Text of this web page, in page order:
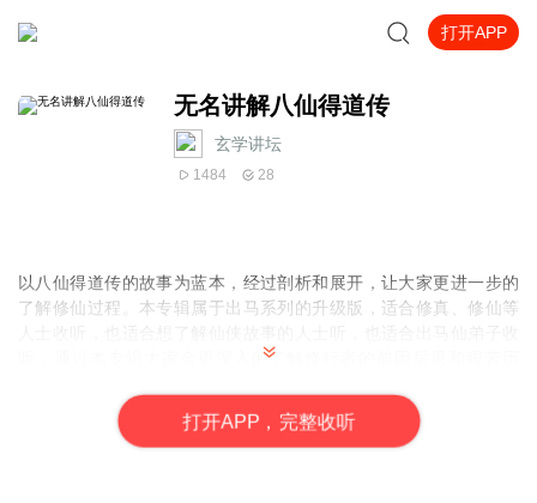
打开APP
无名讲解八仙得道传
玄学讲坛
1484 28
以八仙得道传的故事为蓝本，经过剖析和展开，让大家更进一步的
了解修仙过程。本专辑属于出马系列的升级版，适合修真、修仙等
听，通过本专辑大家会更深入的了解修行者的前因后果和艰苦历
进行沟通或者提建议。
打开APP，完整收听